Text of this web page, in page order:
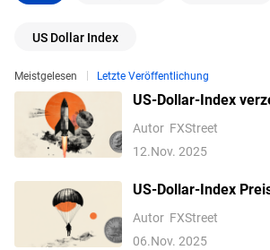
US Dollar Index
Meistgelesen Letzte Veröffentlichung
US-Dollar-Index
Gewinne nahe 99,50
Autor FXStreet
12.Nov. 2025
US-Dollar-Index
pausiert über
Autor FXStreet
06.Nov. 2025